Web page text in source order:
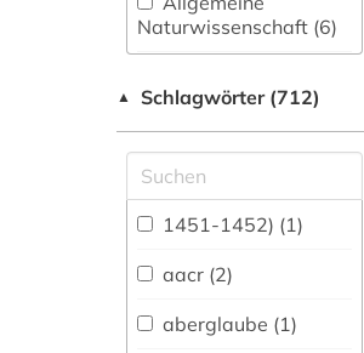
Naturwissenschaft (6)
fachübergreifende
Allgemeine und
vergleichende Sprach-
und
Literaturwissenschaft.
Indogermanistik.
Außereuropäische
Sprachen und
Literaturen (46)
▲ Schlagwörter (712)
1451-1452) (1)
aacr (2)
aberglaube (1)